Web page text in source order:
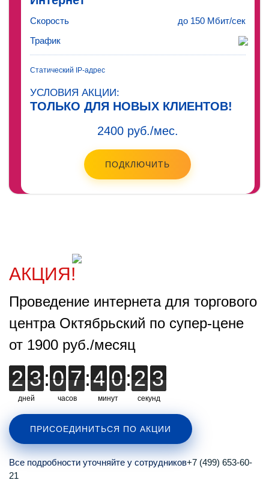
Скорость
до 150 Мбит/сек
Трафик
Статический IP-адрес
УСЛОВИЯ АКЦИИ:
ТОЛЬКО ДЛЯ НОВЫХ КЛИЕНТОВ!
2400 руб./мес.
ПОДКЛЮЧИТЬ
АКЦИЯ!
Проведение интернета для торгового
центра Октябрьский по супер-цене
от 1900 руб./месяц
дней
2
2 3
3:
часов
0
0 7
7:
минут
4
4 0
0:
секунд
2
2
2 2
2
2
ПРИСОЕДИНИТЬСЯ ПО АКЦИИ
Все подробности уточняйте у сотрудников+7 (499) 653-60-
21